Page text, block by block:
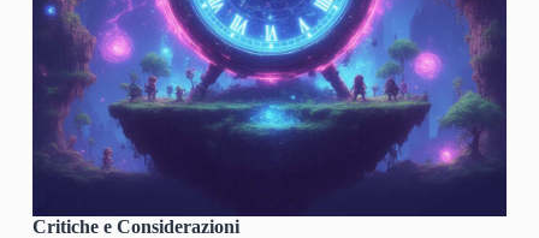
Critiche e Considerazioni